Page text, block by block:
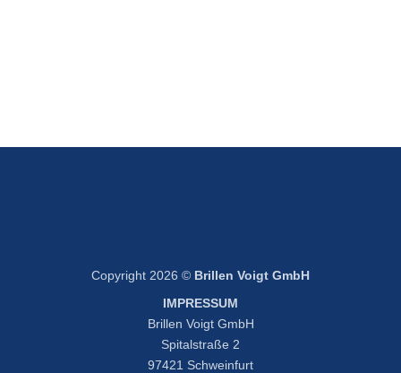
Copyright 2026 © Brillen Voigt GmbH
IMPRESSUM
Brillen Voigt GmbH
Spitalstraße 2
97421 Schweinfurt